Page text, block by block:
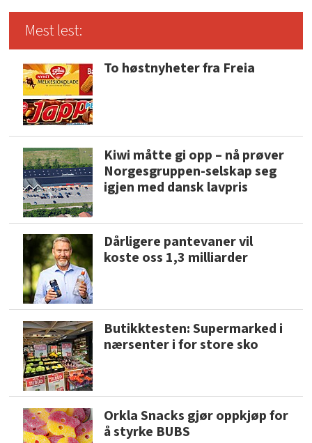
Mest lest:
To høstnyheter fra Freia
Kiwi måtte gi opp – nå prøver
Norgesgruppen-selskap seg
igjen med dansk lavpris
Dårligere pantevaner vil
koste oss 1,3 milliarder
Butikktesten: Supermarked i
nærsenter i for store sko
Orkla Snacks gjør oppkjøp for
å styrke BUBS